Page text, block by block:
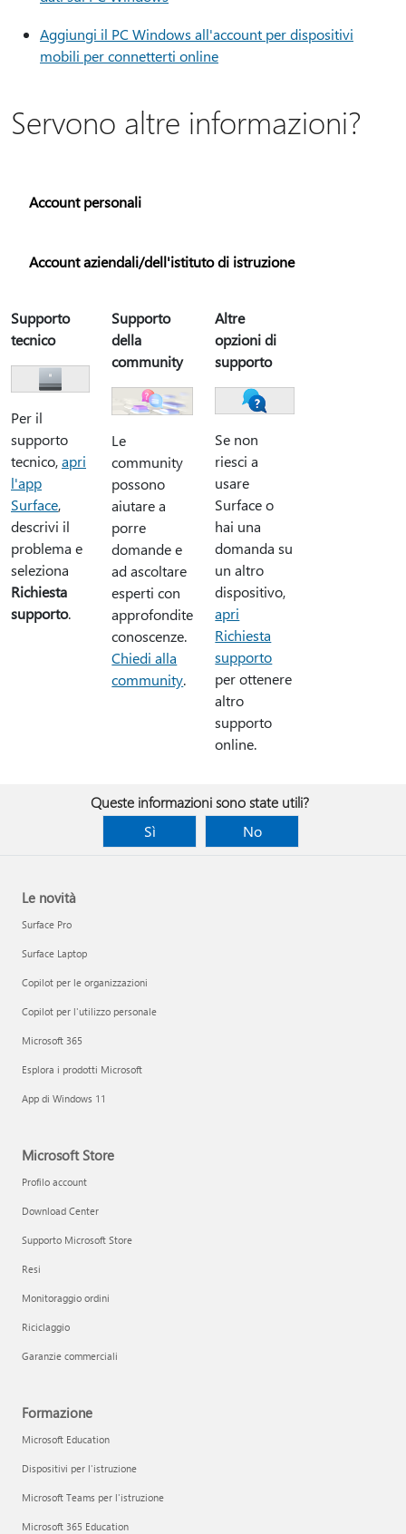
Aggiungi il PC Windows all'account per dispositivi
mobili per connetterti online
Servono altre informazioni?
Account personali
Account aziendali/dell'istituto di istruzione
Supporto
tecnico
Per il
supporto
tecnico,apri
l'app
Surface,
descrivi il
problema e
seleziona
Richiesta
supporto.
Supporto
della
community
Le
community
possono
aiutare a
porre
domande e
ad ascoltare
esperti con
approfondite
conoscenze.
Chiedi alla
community.
Altre
opzioni di
supporto
Se non
riesci a
usare
Surface o
hai una
domanda su
un altro
dispositivo,
apri
Richiesta
supporto
per ottenere
altro
supporto
online.
Queste informazioni sono state utili?
Sì
No
Le novità
Surface Pro
Surface Laptop
Copilot per le organizzazioni
Copilot per l'utilizzo personale
Microsoft 365
Esplora i prodotti Microsoft
App di Windows 11
Microsoft Store
Profilo account
Download Center
Supporto Microsoft Store
Resi
Monitoraggio ordini
Riciclaggio
Garanzie commerciali
Formazione
Microsoft Education
Dispositivi per l'istruzione
Microsoft Teams per l'istruzione
Microsoft 365 Education